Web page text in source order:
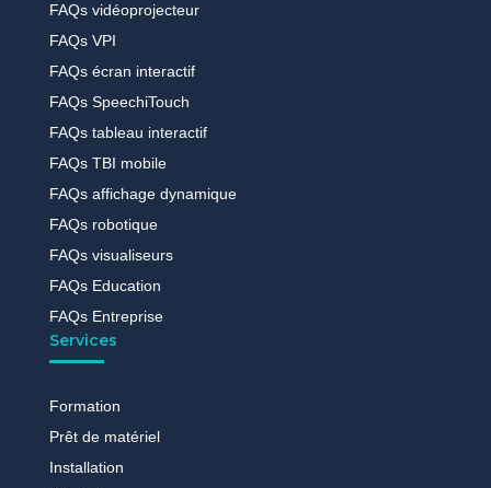
FAQs vidéoprojecteur
FAQs VPI
FAQs écran interactif
FAQs SpeechiTouch
FAQs tableau interactif
FAQs TBI mobile
FAQs affichage dynamique
FAQs robotique
FAQs visualiseurs
FAQs Education
FAQs Entreprise
Services
Formation
Prêt de matériel
Installation